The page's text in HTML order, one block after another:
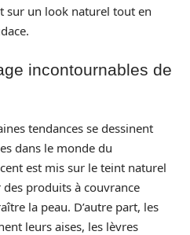
sur un look naturel tout en
incontournables de
tendances se dessinent
dans le monde du
est mis sur le teint naturel
produits à couvrance
la peau. D’autre part, les
leurs aises, les lèvres